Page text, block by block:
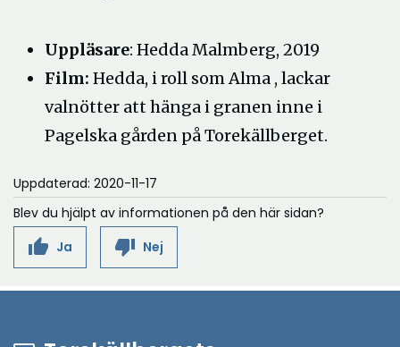
Uppläsare: Hedda Malmberg, 2019
Film: Hedda, i roll som Alma , lackar
valnötter att hänga i granen inne i
Pagelska gården på Torekällberget.
Uppdaterad: 2020-11-17
Blev du hjälpt av informationen på den här sidan?
thumb_up Ja thumb_down Nej